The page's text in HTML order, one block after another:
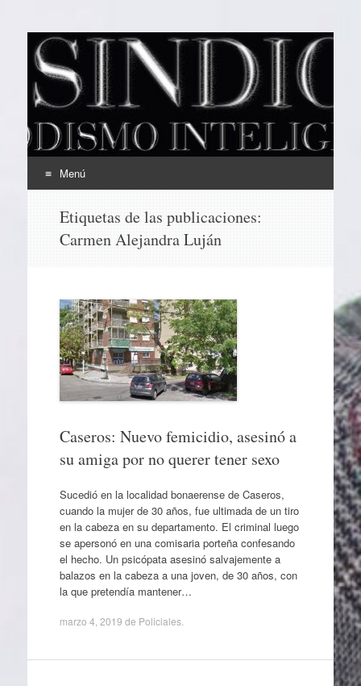
EL SINDICAL
Periodismo Inteligente
Menú
contenido
Etiquetas de las publicaciones:
Carmen Alejandra Luján
Caseros: Nuevo femicidio, asesinó a
su amiga por no querer tener sexo
Sucedió en la localidad bonaerense de Caseros,
cuando la mujer de 30 años, fue ultimada de un tiro
en la cabeza en su departamento. El criminal luego
se apersonó en una comisaria porteña confesando
el hecho. Un psicópata asesinó salvajemente a
balazos en la cabeza a una joven, de 30 años, con
la que pretendía mantener…
marzo 4, 2019 de Policiales.